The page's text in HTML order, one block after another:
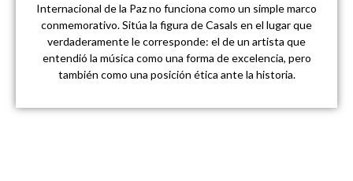
Internacional de la Paz no funciona como un simple marco
conmemorativo. Sitúa la figura de Casals en el lugar que
verdaderamente le corresponde: el de un artista que
entendió la música como una forma de excelencia, pero
también como una posición ética ante la historia.